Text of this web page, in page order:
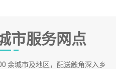
市服务网点
余城市及地区，配送触角深入乡